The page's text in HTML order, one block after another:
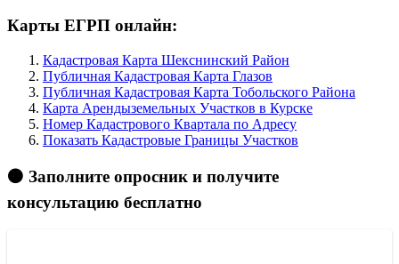
Карты ЕГРП онлайн:
Кадастровая Карта Шекснинский Район
Публичная Кадастровая Карта Глазов
Публичная Кадастровая Карта Тобольского Района
Карта Арендыземельных Участков в Курске
Номер Кадастрового Квартала по Адресу
Показать Кадастровые Границы Участков
🟠 Заполните опросник и получите
консультацию бесплатно